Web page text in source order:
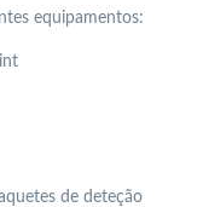
equipamentos:
de deteção